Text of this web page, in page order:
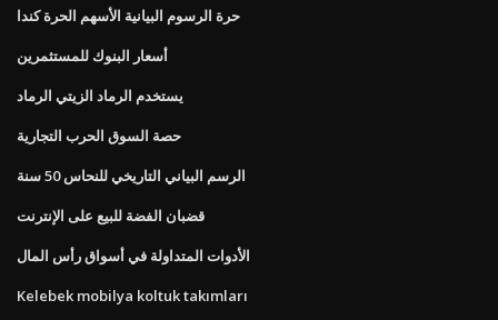
حرة الرسوم البيانية الأسهم الحرة كندا
أسعار البنوك للمستثمرين
يستخدم الرماد الزيتي الرماد
حصة السوق الحرب التجارية
الرسم البياني التاريخي للنحاس 50 سنة
قضبان الفضة للبيع على الإنترنت
الأدوات المتداولة في أسواق رأس المال
Kelebek mobilya koltuk takımları